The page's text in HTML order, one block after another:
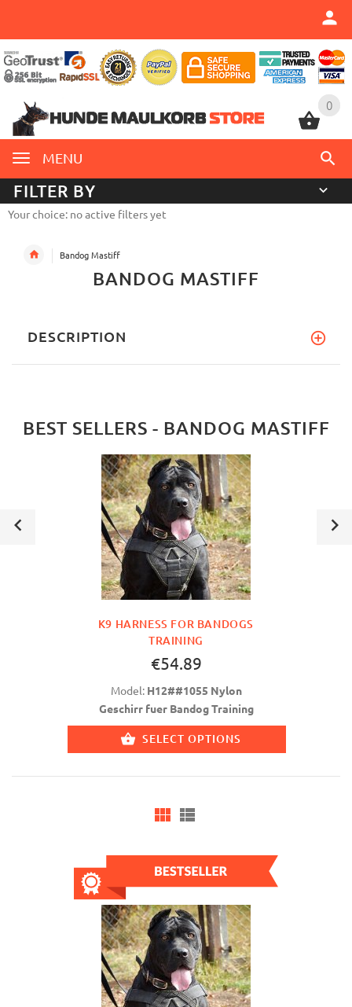
0
MENU
0
FILTER BY
Your choice: no active filters yet
Bandog Mastiff
BANDOG MASTIFF
DESCRIPTION
BEST SELLERS - BANDOG MASTIFF
K9 HARNESS FOR BANDOGS
TRAINING
€54.89
Model: H12##1055 Nylon
Geschirr fuer Bandog Training
SELECT OPTIONS